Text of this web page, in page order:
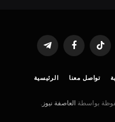
تيكتوك فيسبوك تيلقرام
تواصل معنا الرئيسية
العاصفة نيوز .